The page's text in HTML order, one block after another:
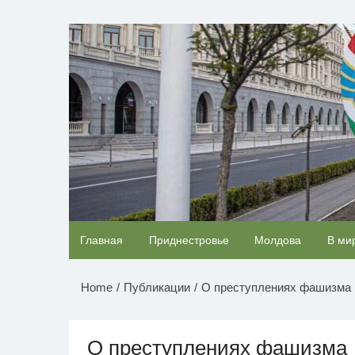
содержимомуНОВОСТИ
Главная Приднестровье Молдова В
Home Публикации О преступлениях фашизма
О преступлениях фашизма
Скрытая камера на пляже Крыма: Что люди
вытворяют, когда их не видят...